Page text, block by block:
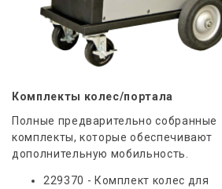
Комплекты колес/портала
Полные предварительно собранные
комплекты, которые обеспечивают
дополнительную мобильность.
229370 - Комплект колес для